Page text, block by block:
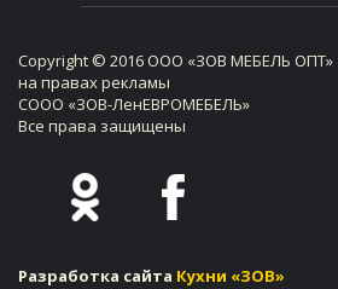
Copyright © 2016 ООО «ЗОВ МЕБЕЛЬ ОПТ»
на правах рекламы
СООО «ЗОВ-ЛенЕВРОМЕБЕЛЬ»
Все права защищены
Разработка сайта Кухни «ЗОВ»